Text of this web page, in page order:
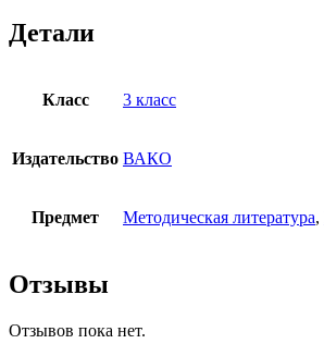
Детали
Класс 3 класс
Издательство ВАКО
Предмет Методическая литература,
Отзывы
Отзывов пока нет.